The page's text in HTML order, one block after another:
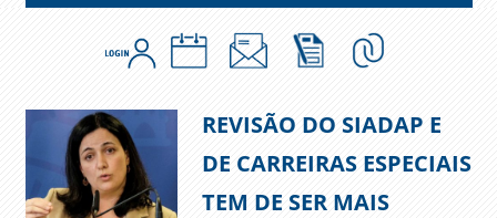
REVISÃO DO SIADAP E
DE CARREIRAS ESPECIAIS
TEM DE SER MAIS